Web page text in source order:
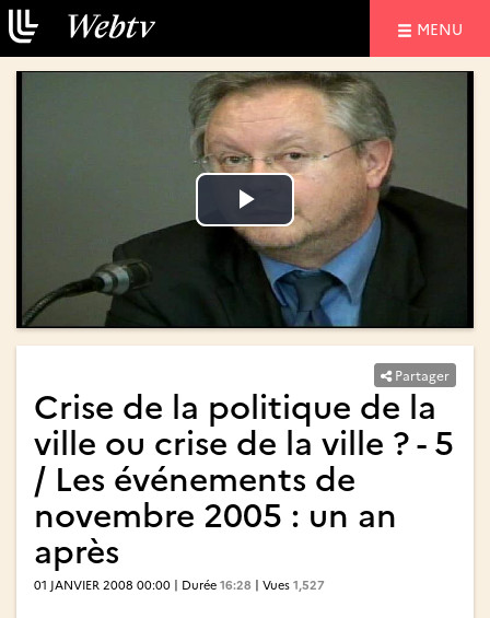
MENU
Lire
la
vidéo
Lire
la
vidéo
Partager
Crise de la politique de la
ville ou crise de la ville ? - 5
/ Les événements de
novembre 2005 : un an
après
01 JANVIER 2008 00:00 | Durée 16:28 | Vues 1,527